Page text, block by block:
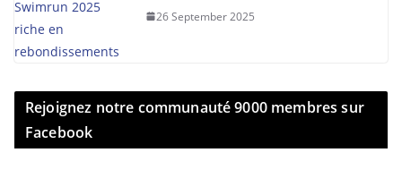
26 September 2025
Rejoignez notre communauté 9000 membres sur
Facebook